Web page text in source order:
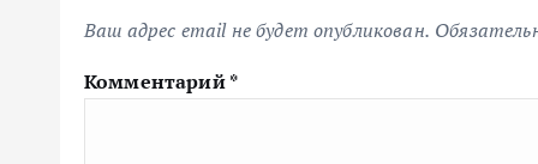
Ваш адрес email не будет опубликован.
Комментарий*